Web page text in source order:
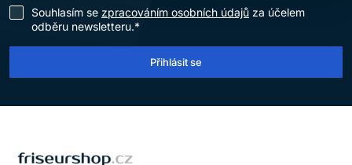
Souhlasím se zpracováním osobních údajů za účelem
odběru newsletteru.*
Přihlásit se